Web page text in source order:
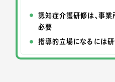
認知症介護研修は、事業
必要
指導的立場になるには